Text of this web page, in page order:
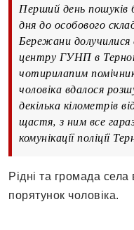
Перший день пошуків
дня до особового
Бережани долучилися
центру ГУНП в
чотирилапим
чоловіка вдалося
декілька кілометрів
щастя, з ним все
комунікації поліції
Рідні та громада
порятунок чоловіка.